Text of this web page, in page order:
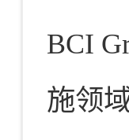
BCI
施领